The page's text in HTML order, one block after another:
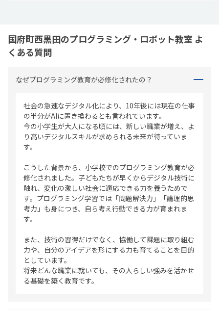
国府町西黒田のプログラミング・ロボット教室 よ
くある質問
なぜプログラミング教育が必修化されたの？
社会の急速なデジタル化により、10年後には現在の仕事
の半分がAIに置き換わるとも言われています。
今の小学生が大人になる頃には、新しい職業が増え、よ
り高いデジタルスキルが求められる未来が待っていま
す。
こうした背景から、小学校でのプログラミング教育が必
修化されました。子どもたちが早くからデジタル技術に
触れ、変化の激しい社会に適応できる力を養うためで
す。プログラミング学習では「問題解決力」「論理的思
考力」も身につき、自ら考え行動できる力が育まれま
す。
また、技術の習得だけでなく、協働して課題に取り組む
力や、自分のアイデアを形にする力も育てることを目的
としています。
将来どんな職業に就いても、その人らしい強みを活かせ
る基礎を築く教育です。